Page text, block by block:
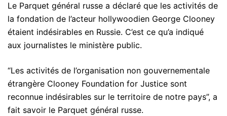
Le Parquet général russe a déclaré que les activités de
la fondation de l’acteur hollywoodien George Clooney
étaient indésirables en Russie. C’est ce qu’a indiqué
aux journalistes le ministère public.
“Les activités de l’organisation non gouvernementale
étrangère Clooney Foundation for Justice sont
reconnue indésirables sur le territoire de notre pays”, a
fait savoir le Parquet général russe.